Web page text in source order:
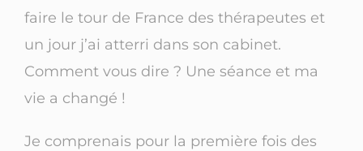
faire le tour de France des thérapeutes et
un jour j’ai atterri dans son cabinet.
Comment vous dire ? Une séance et ma
vie a changé !
Je comprenais pour la première fois des